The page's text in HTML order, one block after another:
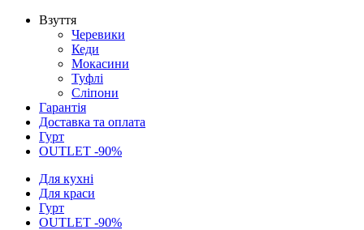
Взуття
Черевики
Кеди
Мокасини
Туфлі
Сліпони
Гарантія
Доставка та оплата
Гурт
OUTLET -90%
Для кухні
Для краси
Гурт
OUTLET -90%